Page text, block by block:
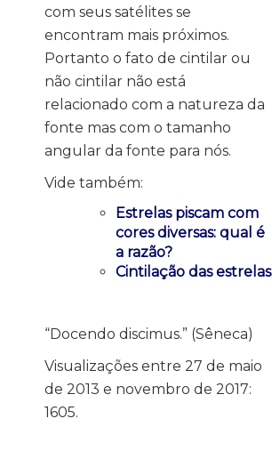
com seus satélites se
encontram mais próximos.
Portanto o fato de cintilar ou
não cintilar não está
relacionado com a natureza da
fonte mas com o tamanho
angular da fonte para nós.
Vide também:
Estrelas piscam com
cores diversas: qual é
a razão?
Cintilação das estrelas
“Docendo discimus.” (Sêneca)
Visualizações entre 27 de maio
de 2013 e novembro de 2017:
1605.